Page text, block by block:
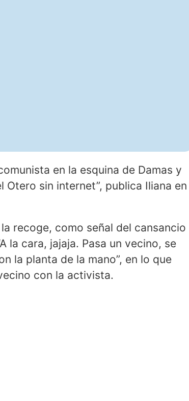
en la esquina de Damas y
sin internet”, publica Iliana en
recoge, como señal del cansancio
la cara, jajaja. Pasa un vecino, se
la planta de la mano”, en lo que
con la activista.